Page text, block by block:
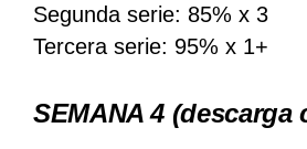
Segunda serie: 85% x 3
Tercera serie: 95% x 1+
SEMANA 4 (descarga